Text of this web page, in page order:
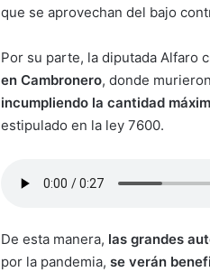
que se aprovechan del bajo
Por su parte, la diputada Alfaro
en Cambronero, donde
incumpliendo la cantidad
estipulado en la ley 7600.
De esta manera, las grandes
por la pandemia, se verán